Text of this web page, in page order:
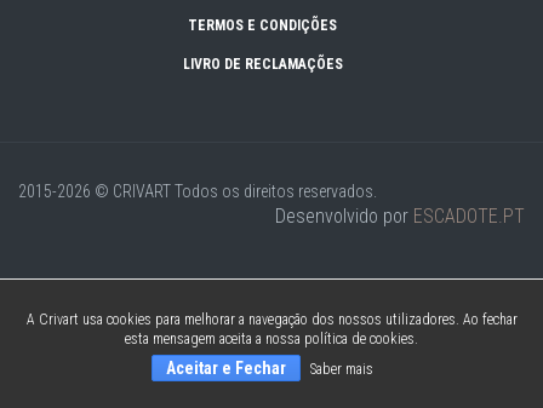
TERMOS E CONDIÇÕES
LIVRO DE RECLAMAÇÕES
2015-2026 © CRIVARTTodos os direitos reservados.
Desenvolvido por ESCADOTE.PT
A Crivart usa cookies para melhorar a navegação dos nossos utilizadores. Ao fechar
esta mensagem aceita a nossa política de cookies.
Aceitar e Fechar Saber mais